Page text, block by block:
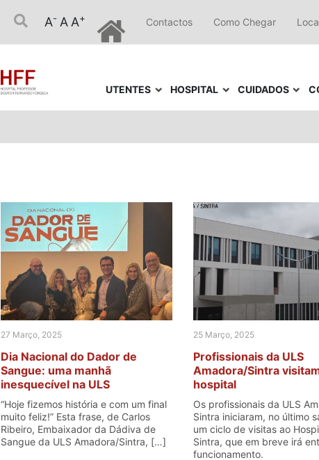
A- A A+ Contactos Como Chegar
UTENTES HOSPITAL CUIDADOS
27 Março, 2025
Dia Nacional do Dador de
Sangue: uma manhã
inesquecível na ULS
Amadora/Sintra
“Hoje fizemos história e com um final
muito feliz!” Esta frase, de Carlos
Ribeiro, Embaixador da Dádiva de
Sangue da ULS Amadora/Sintra, […]
25 Março, 2025
Profissionais da ULS
Amadora/Sintra
hospital
Os profissionais da ULS
Sintra iniciaram, no último
um ciclo de visitas ao
Sintra, que em breve irá
funcionamento.